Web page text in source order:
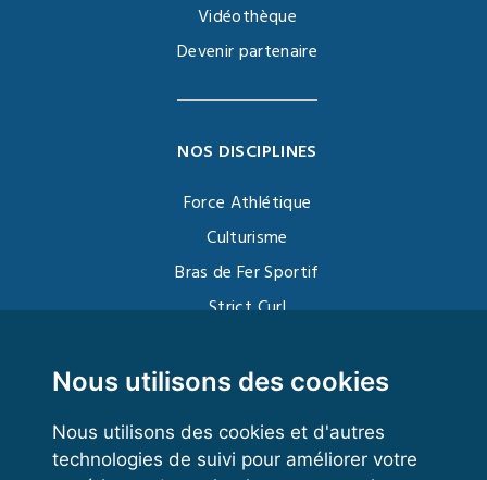
Nous utilisons des cookies
Nous utilisons des cookies et d'autres
technologies de suivi pour améliorer votre
Vidéothèque
Devenir partenaire
NOS DISCIPLINES
Force Athlétique
Culturisme
Bras de Fer Sportif
Strict Curl
Kettlebell